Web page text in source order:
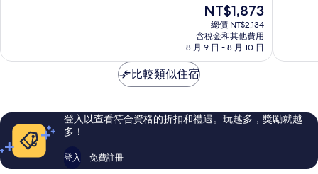
Victor
錯
評
論
現
在
價
格
為
NT$1,873
總價 NT$2,134
含稅金和其他費用
8 月 9 日 - 8 月 10 日
Saint-
常
評
論
比較類似住宿
登入以查看符合資格的折扣和禮遇。玩越多，獎勵就越
多！
登入 免費註冊